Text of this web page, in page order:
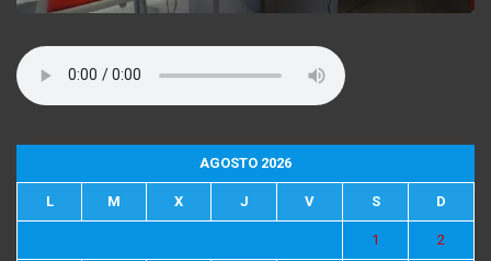
AGOSTO 2026
L M X J V S D
1 2